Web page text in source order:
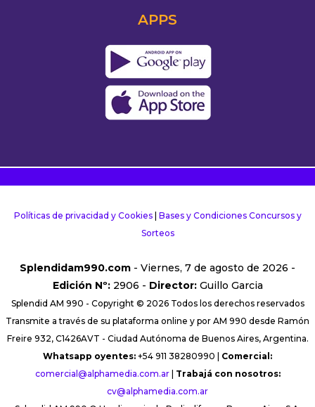
APPS
Políticas de privacidad y Cookies| Bases y Condiciones Concursos y
Sorteos
Splendidam990.com - Viernes, 7 de agosto de 2026 -
Edición Nº:2906 - Director:Guillo Garcia
Splendid AM 990 - Copyright © 2026 Todos los derechos reservados
Transmite a través de su plataforma online y por AM 990 desde Ramón
Freire 932, C1426AVT - Ciudad Autónoma de Buenos Aires, Argentina.
Whatsapp oyentes: +54 911 38280990 | Comercial:
comercial@alphamedia.com.ar| Trabajá con nosotros:
cv@alphamedia.com.ar